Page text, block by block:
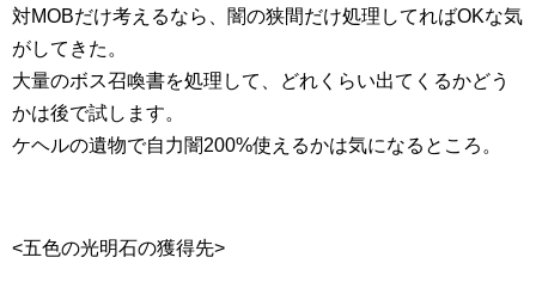
対MOBだけ考えるなら、闇の狭間だけ処理してればOKな気
がしてきた。
大量のボス召喚書を処理して、どれくらい出てくるかどう
かは後で試します。
ケヘルの遺物で自力闇200%使えるかは気になるところ。
<五色の光明石の獲得先>